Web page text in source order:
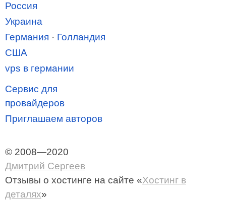
Россия
Украина
Германия · Голландия
США
vps в германии
Сервис для
провайдеров
Приглашаем авторов
© 2008—2020
Дмитрий Сергеев
Отзывы о хостинге на сайте «Хостинг в
деталях»